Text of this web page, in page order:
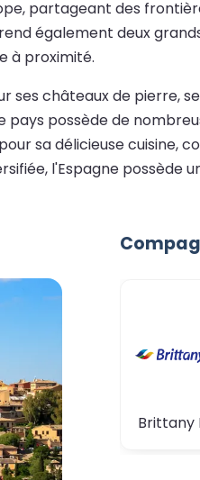
partageant des
également deux
à proximité.
ses châteaux de pierre,
pays possède de
sa délicieuse cuisine,
l'Espagne possède
Brittany